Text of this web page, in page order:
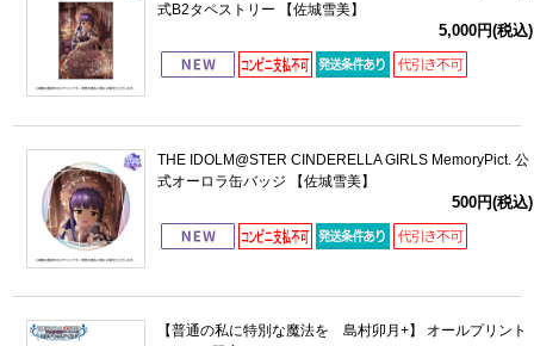
式B2タペストリー 【佐城雪美】
5,000円(税込)
THE IDOLM@STER CINDERELLA GIRLS MemoryPict. 公
式オーロラ缶バッジ 【佐城雪美】
500円(税込)
【普通の私に特別な魔法を 島村卯月+】 オールプリント